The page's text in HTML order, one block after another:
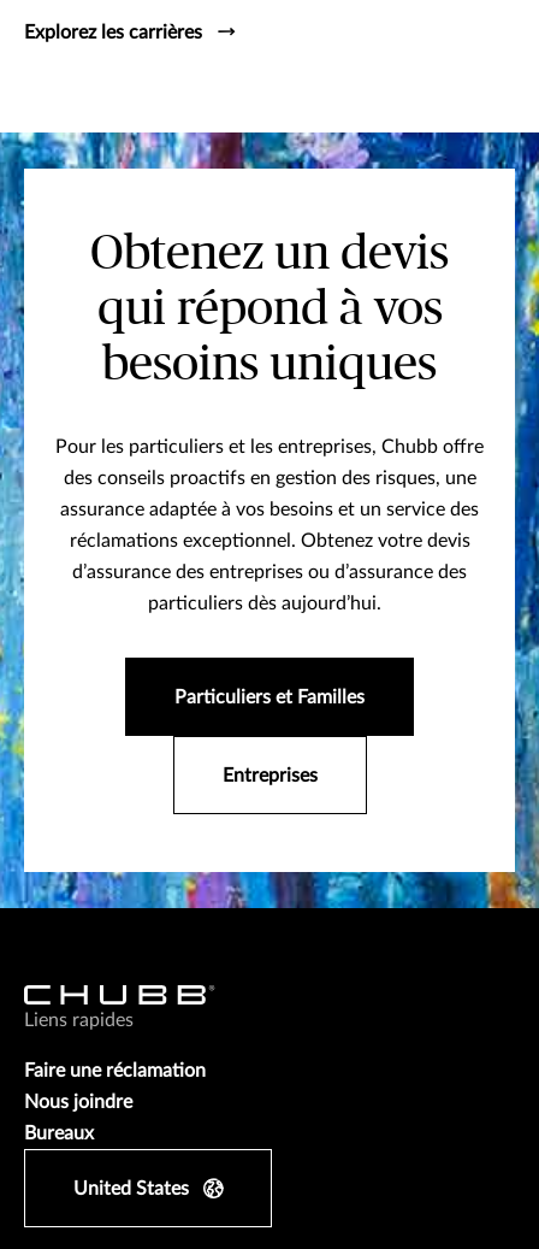
Explorez les carrières
Obtenez un devis
qui répond à vos
besoins uniques
Pour les particuliers et les entreprises, Chubb offre
des conseils proactifs en gestion des risques, une
assurance adaptée à vos besoins et un service des
réclamations exceptionnel. Obtenez votre devis
d’assurance des entreprises ou d’assurance des
particuliers dès aujourd’hui.
Particuliers et Familles
Entreprises
Liens rapides
Faire une réclamation
Nous joindre
Bureaux
United States